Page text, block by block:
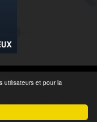
utilisateurs et pour la